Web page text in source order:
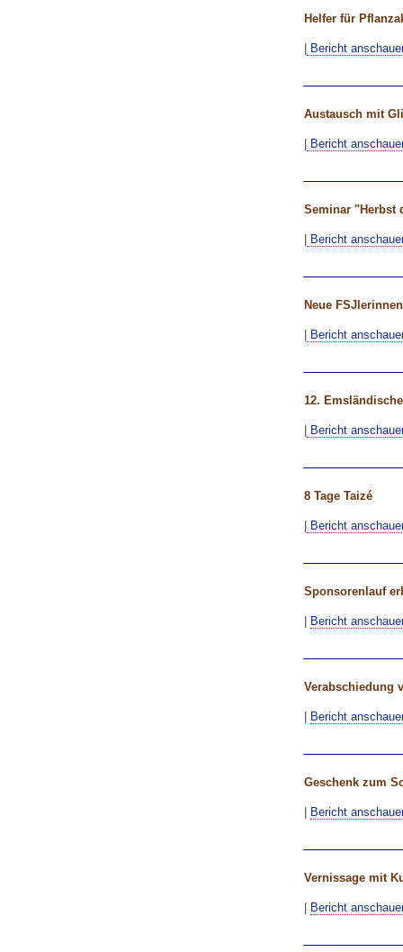
Helfer für
| Bericht
Austausch mit
| Bericht
Seminar "Herbst
| Bericht
Neue FSJlerinnen
| Bericht
12.
| Bericht
8 Tage Taizé
| Bericht
Sponsorenlauf
| Bericht
Verabschiedung
| Bericht
Geschenk zum
| Bericht
Vernissage mit
| Bericht